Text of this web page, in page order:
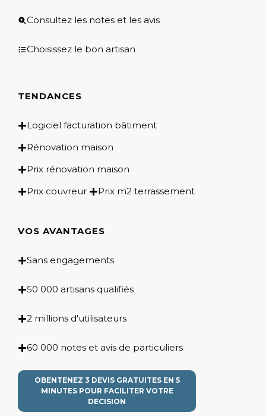
Consultez les notes et les avis
Choisissez le bon artisan
TENDANCES
Logiciel facturation bâtiment
Rénovation maison
Prix rénovation maison
Prix couvreur
Prix m2 terrassement
VOS AVANTAGES
Sans engagements
50 000 artisans qualifiés
2 millions d'utilisateurs
60 000 notes et avis de particuliers
OBENTENEZ 3 DEVIS GRATUITES EN 5
MINUTES POUR FACILITER VOTRE
DECISION